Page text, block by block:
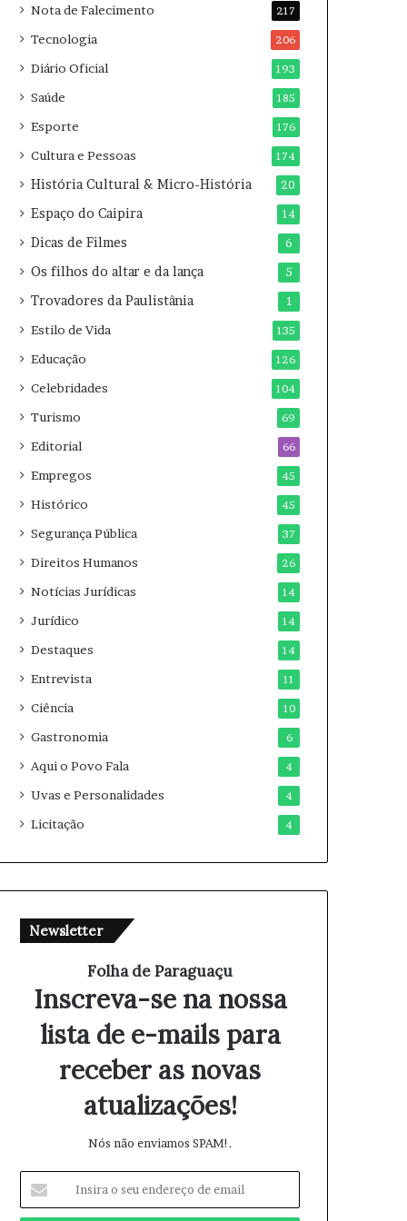
Nota de Falecimento 217
Tecnologia 206
Diário Oficial 193
Saúde 185
Esporte 176
Cultura e Pessoas 174
História Cultural & Micro-História 20
Espaço do Caipira 14
Dicas de Filmes 6
Os filhos do altar e da lança 5
Trovadores da Paulistânia 1
Estilo de Vida 135
Educação 126
Celebridades 104
Turismo 69
Editorial 66
Empregos 45
Histórico 45
Segurança Pública 37
Direitos Humanos 26
Notícias Jurídicas 14
Jurídico 14
Destaques 14
Entrevista 11
Ciência 10
Gastronomia 6
Aqui o Povo Fala 4
Uvas e Personalidades 4
Licitação 4
Newsletter
Folha de Paraguaçu
Inscreva-se na nossa
lista de e-mails para
receber as novas
atualizações!
Nós não enviamos SPAM!.